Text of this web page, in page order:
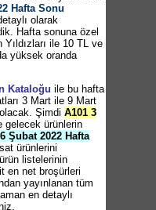
Hafta Sonu
olarak
Hafta sonuna özel
ile 10 TL ve
yüksek oranda
Kataloğu ile bu hafta
3 Mart ile 9 Mart
Şimdi A101 3
gelecek ürünlerin
Şubat 2022 Hafta
ürünlerini
listelerinin
en net broşürleri
yayınlanan tüm
en detaylı